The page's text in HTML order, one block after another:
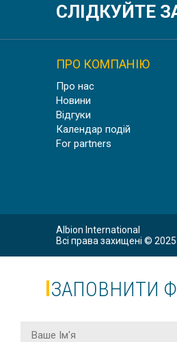
СЛІДКУЙТЕ
ПРО КОМПАНІЮ
Про нас
Новини
Відгуки
Календар подій
For partners
Albion International
Всі права захищені © 2025
ЗАПОВНИТИ